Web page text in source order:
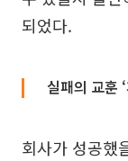
되었다.
실패의 교훈
회사가 성공했